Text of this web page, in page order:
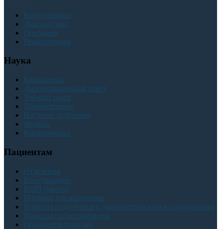
Консультации
Диагностика
Операции
Реабилитация
Наука
Библиотека
Диссертационный совет
Учёный совет
Прикрепление
Научные отделения
Журнал
Конференции
Пациентам
Отделения
Консультации
ВМП (квоты)
Пособия для пациентов
Правила подготовки к диагностическим исследованиям
Правила госпитализации
Обращения граждан